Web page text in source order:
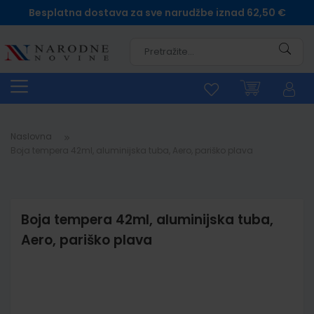
Besplatna dostava za sve narudžbe iznad 62,50 €
Naslovna
Boja tempera 42ml, aluminijska tuba,
Aero, pariško plava